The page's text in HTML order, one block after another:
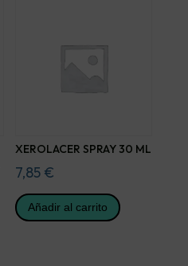
XEROLACER SPRAY 30 ML
7,85 €
Añadir al carrito